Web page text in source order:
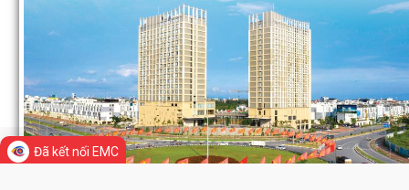
UBND phường tổ chức phiên họp tháng 8/2026 (lần 1).
Đã kết nối EMC